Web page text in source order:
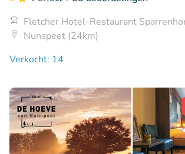
Fletcher Hotel-Restaurant
Nunspeet (24km)
Verkocht: 14